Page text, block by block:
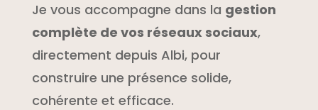
Je vous accompagne dans la gestion
complète de vos réseaux sociaux,
directement depuis Albi, pour
construire une présence solide,
cohérente et efficace.